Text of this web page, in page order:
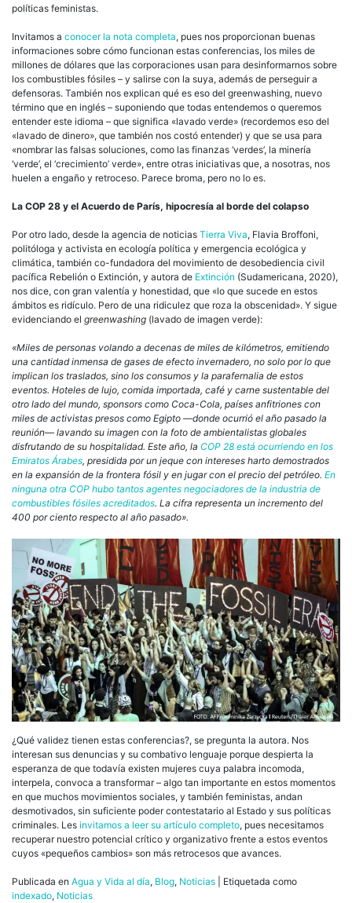
políticas feministas.
Invitamos a conocer la nota completa, pues nos proporcionan buenas
informaciones sobre cómo funcionan estas conferencias, los miles de
millones de dólares que las corporaciones usan para desinformarnos sobre
los combustibles fósiles – y salirse con la suya, además de perseguir a
defensoras. También nos explican qué es eso del greenwashing, nuevo
término que en inglés – suponiendo que todas entendemos o queremos
entender este idioma – que significa «lavado verde» (recordemos eso del
«lavado de dinero», que también nos costó entender) y que se usa para
«nombrar las falsas soluciones, como las finanzas ‘verdes’, la minería
‘verde’, el ‘crecimiento’ verde», entre otras iniciativas que, a nosotras, nos
huelen a engaño y retroceso. Parece broma, pero no lo es.
La COP 28 y el Acuerdo de París, hipocresía al borde del colapso
Por otro lado, desde la agencia de noticias Tierra Viva, Flavia Broffoni,
politóloga y activista en ecología política y emergencia ecológica y
climática, también co-fundadora del movimiento de desobediencia civil
pacífica Rebelión o Extinción, y autora de Extinción (Sudamericana, 2020),
nos dice, con gran valentía y honestidad, que «lo que sucede en estos
ámbitos es ridículo. Pero de una ridiculez que roza la obscenidad». Y sigue
evidenciando el greenwashing (lavado de imagen verde):
«Miles de personas volando a decenas de miles de kilómetros, emitiendo
una cantidad inmensa de gases de efecto invernadero, no solo por lo que
implican los traslados, sino los consumos y la parafernalia de estos
eventos. Hoteles de lujo, comida importada, café y carne sustentable del
otro lado del mundo, sponsors como Coca-Cola, países anfitriones con
miles de activistas presos como Egipto —donde ocurrió el año pasado la
reunión— lavando su imagen con la foto de ambientalistas globales
disfrutando de su hospitalidad. Este año, la COP 28 está ocurriendo en los
Emiratos Árabes, presidida por un jeque con intereses harto demostrados
en la expansión de la frontera fósil y en jugar con el precio del petróleo. En
ninguna otra COP hubo tantos agentes negociadores de la industria de
combustibles fósiles acreditados. La cifra representa un incremento del
400 por ciento respecto al año pasado».
¿Qué validez tienen estas conferencias?, se pregunta la autora. Nos
interesan sus denuncias y su combativo lenguaje porque despierta la
esperanza de que todavía existen mujeres cuya palabra incomoda,
interpela, convoca a transformar – algo tan importante en estos momentos
en que muchos movimientos sociales, y también feministas, andan
desmotivados, sin suficiente poder contestatario al Estado y sus políticas
criminales. Les invitamos a leer su artículo completo, pues necesitamos
recuperar nuestro potencial crítico y organizativo frente a estos eventos
cuyos «pequeños cambios» son más retrocesos que avances.
Publicada en Agua y Vida al día, Blog, Noticias
Etiquetada como
indexado, Noticias